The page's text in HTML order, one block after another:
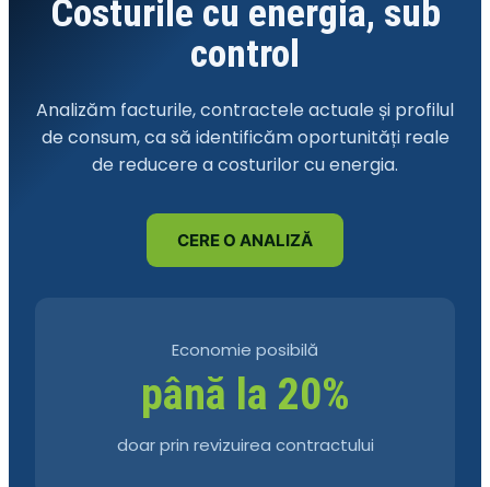
Costurile cu energia, sub
control
Analizăm facturile, contractele actuale și profilul
de consum, ca să identificăm oportunități reale
de reducere a costurilor cu energia.
CERE O ANALIZĂ
Economie posibilă
până la 20%
doar prin revizuirea contractului